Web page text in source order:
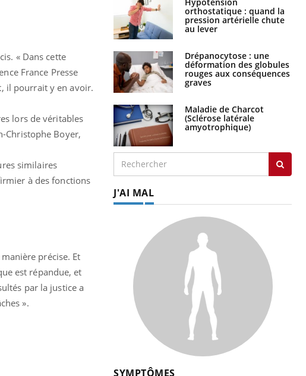
« Dans cette
France Presse
il pourrait y en avoir.
lors de véritables
Christophe Boyer,
similaires
à des fonctions
précise. Et
est répandue, et
par la justice a
».
orthostatique : quand la
pression artérielle chute
au lever
Drépanocytose : une
déformation des globules
rouges aux conséquences
graves
Maladie de Charcot
(Sclérose latérale
amyotrophique)
J'AI MAL
SYMPTÔMES